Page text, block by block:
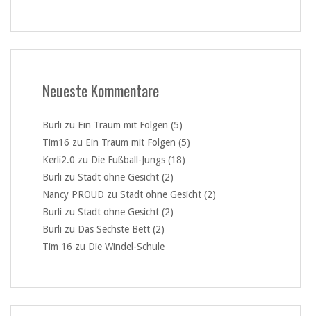
Neueste Kommentare
Burli zu Ein Traum mit Folgen (5)
Tim16 zu Ein Traum mit Folgen (5)
Kerli2.0 zu Die Fußball-Jungs (18)
Burli zu Stadt ohne Gesicht (2)
Nancy PROUD zu Stadt ohne Gesicht (2)
Burli zu Stadt ohne Gesicht (2)
Burli zu Das Sechste Bett (2)
Tim 16 zu Die Windel-Schule